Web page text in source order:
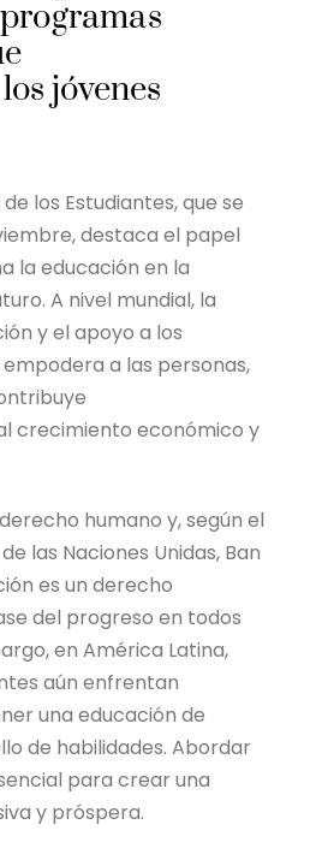
jóvenes
los Estudiantes, que se
destaca el papel
la educación en la
A nivel mundial, la
y el apoyo a los
a las personas,
crecimiento económico y
humano y, según el
las Naciones Unidas, Ban
es un derecho
del progreso en todos
en América Latina,
aún enfrentan
una educación de
de habilidades. Abordar
para crear una
y próspera.